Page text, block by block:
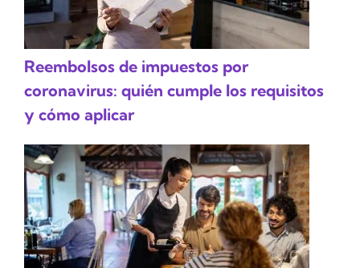
Reembolsos de impuestos por
coronavirus: quién cumple los requisitos
y cómo aplicar